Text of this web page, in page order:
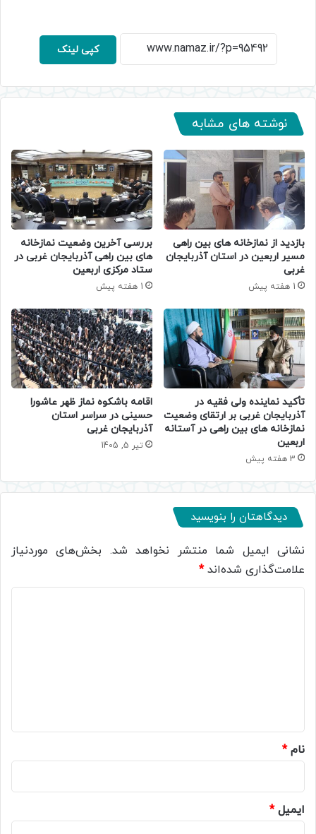
کپی لینک
نوشته های مشابه
بازدید از نمازخانه های بین راهی
مسیر اربعین در استان آذربایجان
غربی
1 هفته پیش
بررسی آخرین وضعیت نمازخانه‌
های بین‌ راهی آذربایجان‌ غربی در
ستاد مرکزی اربعین
1 هفته پیش
تأکید نماینده ولی‌ فقیه در
آذربایجان غربی بر ارتقای وضعیت
نمازخانه‌ های بین‌ راهی در آستانه
اربعین
3 هفته پیش
اقامه باشکوه نماز ظهر عاشورا
حسینی در سراسر استان
آذربایجان غربی
تیر 5, 1405
دیدگاهتان را بنویسید
نشانی ایمیل شما منتشر نخواهد شد. بخش‌های موردنیاز
علامت‌گذاری شده‌اند*
نام*
ایمیل*